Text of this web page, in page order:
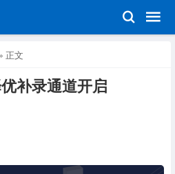
正文
补录通道开启